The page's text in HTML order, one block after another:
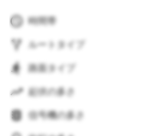
時間帯
ルートタイプ
路面タイプ
起伏の多さ
信号機の多さ